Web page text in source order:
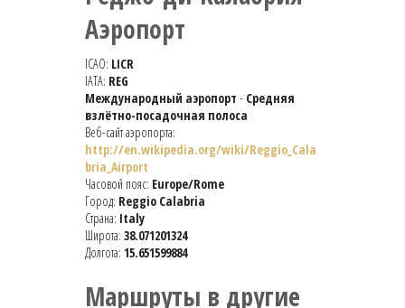
Аэропорт
ICAO: LICR
IATA: REG
Международный аэропорт - Средняя
взлётно-посадочная полоса
Веб-сайт аэропорта:
http://en.wikipedia.org/wiki/Reggio_Cala
bria_Airport
Часовой пояс: Europe/Rome
Город: Reggio Calabria
Страна: Italy
Широта: 38.071201324
Долгота: 15.651599884
Маршруты в другие